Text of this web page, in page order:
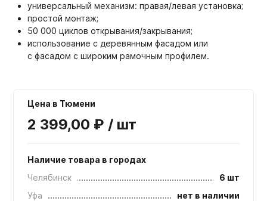
универсальный механизм: правая/левая установка;
простой монтаж;
50 000 циклов открывания/закрывания;
использование с деревянным фасадом или
с фасадом с широким рамочным профилем.
Цена в Тюмени
2 399,00 ₽ / шт
Наличие товара в городах
Челябинск
6 шт
Уфа
нет в наличии